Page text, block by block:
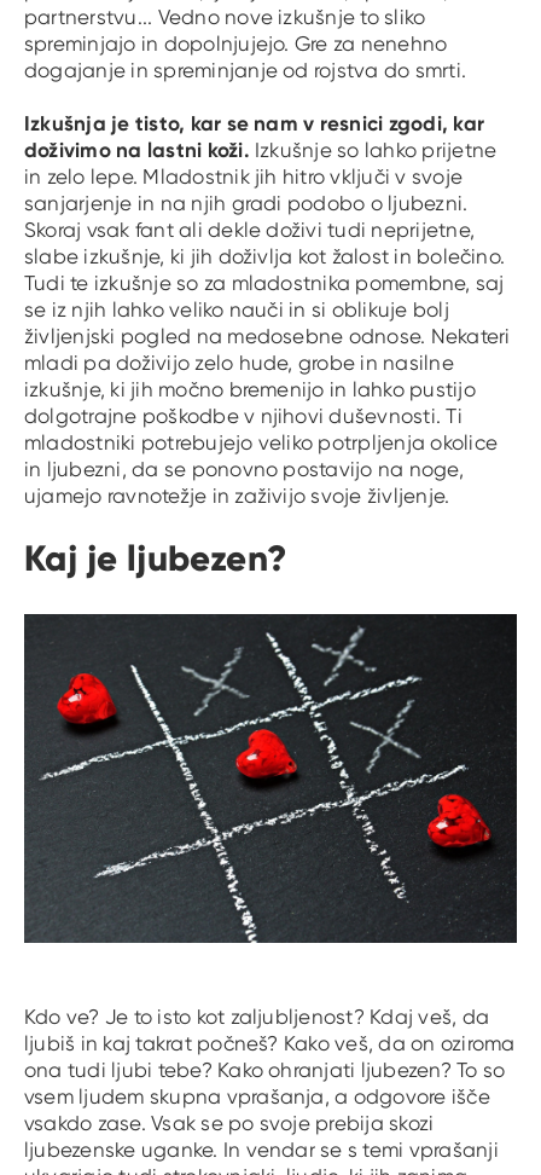
partnerstvu... Vedno nove izkušnje to sliko
spreminjajo in dopolnjujejo. Gre za nenehno
dogajanje in spreminjanje od rojstva do smrti.
Izkušnja je tisto, kar se nam v resnici zgodi, kar
doživimo na lastni koži. Izkušnje so lahko prijetne
in zelo lepe. Mladostnik jih hitro vključi v svoje
sanjarjenje in na njih gradi podobo o ljubezni.
Skoraj vsak fant ali dekle doživi tudi neprijetne,
slabe izkušnje, ki jih doživlja kot žalost in bolečino.
Tudi te izkušnje so za mladostnika pomembne, saj
se iz njih lahko veliko nauči in si oblikuje bolj
življenjski pogled na medosebne odnose. Nekateri
mladi pa doživijo zelo hude, grobe in nasilne
izkušnje, ki jih močno bremenijo in lahko pustijo
dolgotrajne poškodbe v njihovi duševnosti. Ti
mladostniki potrebujejo veliko potrpljenja okolice
in ljubezni, da se ponovno postavijo na noge,
ujamejo ravnotežje in zaživijo svoje življenje.
Kaj je ljubezen?
Kdo ve? Je to isto kot zaljubljenost? Kdaj veš, da
ljubiš in kaj takrat počneš? Kako veš, da on oziroma
ona tudi ljubi tebe? Kako ohranjati ljubezen? To so
vsem ljudem skupna vprašanja, a odgovore išče
vsakdo zase. Vsak se po svoje prebija skozi
ljubezenske uganke. In vendar se s temi vprašanji